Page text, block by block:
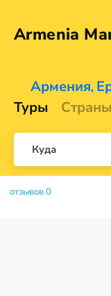
Armenia
Армения,
Туры
Куда
отзывов 0